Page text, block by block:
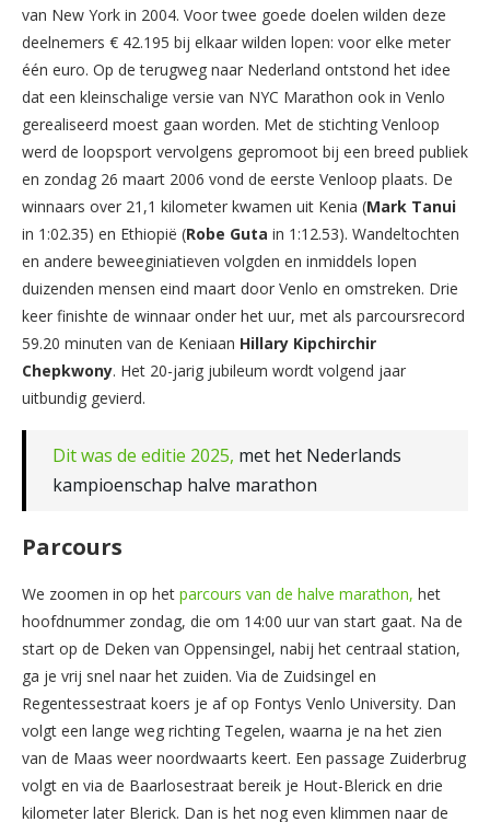
van New York in 2004. Voor twee goede doelen wilden deze
deelnemers € 42.195 bij elkaar wilden lopen: voor elke meter
één euro. Op de terugweg naar Nederland ontstond het idee
dat een kleinschalige versie van NYC Marathon ook in Venlo
gerealiseerd moest gaan worden. Met de stichting Venloop
werd de loopsport vervolgens gepromoot bij een breed publiek
en zondag 26 maart 2006 vond de eerste Venloop plaats. De
winnaars over 21,1 kilometer kwamen uit Kenia (Mark Tanui
in 1:02.35) en Ethiopië (Robe Guta in 1:12.53). Wandeltochten
en andere beweeginiatieven volgden en inmiddels lopen
duizenden mensen eind maart door Venlo en omstreken. Drie
keer finishte de winnaar onder het uur, met als parcoursrecord
59.20 minuten van de Keniaan Hillary Kipchirchir
Chepkwony. Het 20-jarig jubileum wordt volgend jaar
uitbundig gevierd.
Dit was de editie 2025, met het Nederlands
kampioenschap halve marathon
Parcours
We zoomen in op het parcours van de halve marathon, het
hoofdnummer zondag, die om 14:00 uur van start gaat. Na de
start op de Deken van Oppensingel, nabij het centraal station,
ga je vrij snel naar het zuiden. Via de Zuidsingel en
Regentessestraat koers je af op Fontys Venlo University. Dan
volgt een lange weg richting Tegelen, waarna je na het zien
van de Maas weer noordwaarts keert. Een passage Zuiderbrug
volgt en via de Baarlosestraat bereik je Hout-Blerick en drie
kilometer later Blerick. Dan is het nog even klimmen naar de